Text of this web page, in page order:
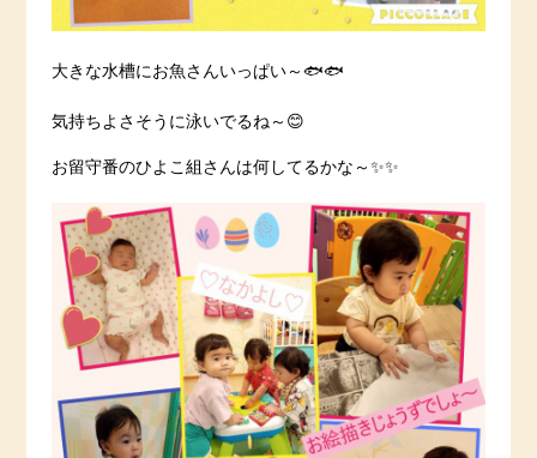
大きな水槽にお魚さんいっぱい～🐟🐟
気持ちよさそうに泳いでるね～😊
お留守番のひよこ組さんは何してるかな～✨✨